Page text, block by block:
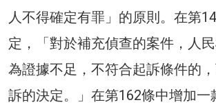
人不得確定有罪」的原則。在第
定，「對於補充偵查的案件，人
為證據不足，不符合起訴條件的
訴的決定。」在第162條中增加一